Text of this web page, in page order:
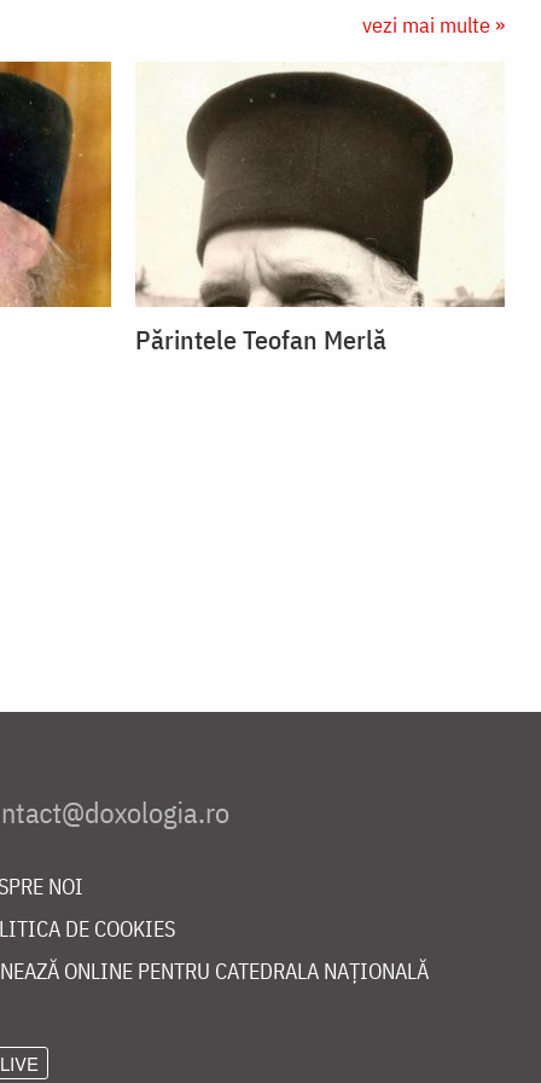
vezi mai multe »
Părintele Teofan Merlă
NOI
DE COOKIES
ONLINE PENTRU CATEDRALA NAȚIONALĂ
LIVE